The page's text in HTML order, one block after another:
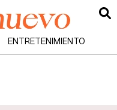
ENTRETENIMIENTO